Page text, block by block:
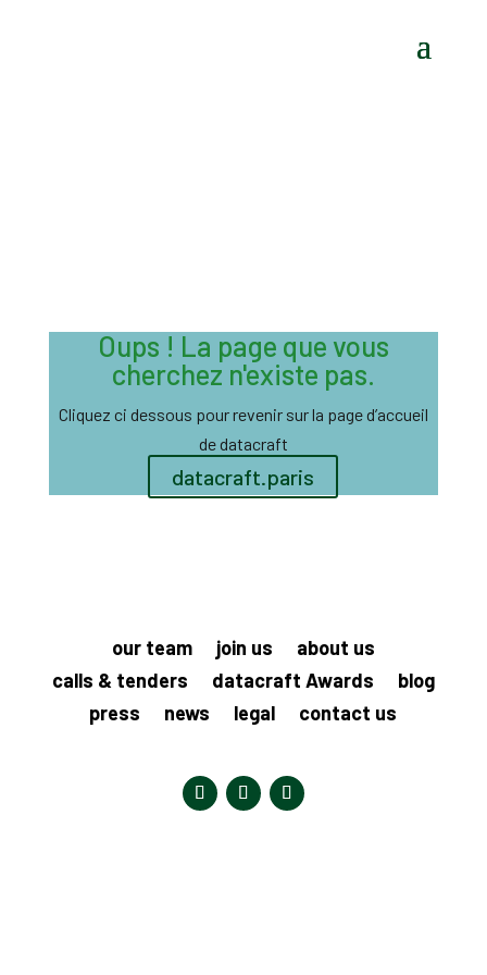
Oups ! La page que vous
cherchez n'existe pas.
Cliquez ci dessous pour revenir sur la page d’accueil
de datacraft
datacraft.paris
our team join us
about us
calls & tenders
datacraft Awards
blog
press
news legal contact us